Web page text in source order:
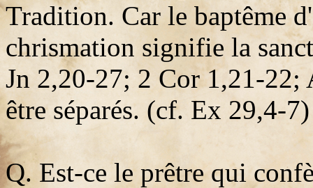
Tradition. Car le baptême
chrismation signifie la
Jn 2,20-27; 2 Cor 1,21-22;
être séparés. (cf. Ex 29,4-7)
Q. Est-ce le prêtre qui